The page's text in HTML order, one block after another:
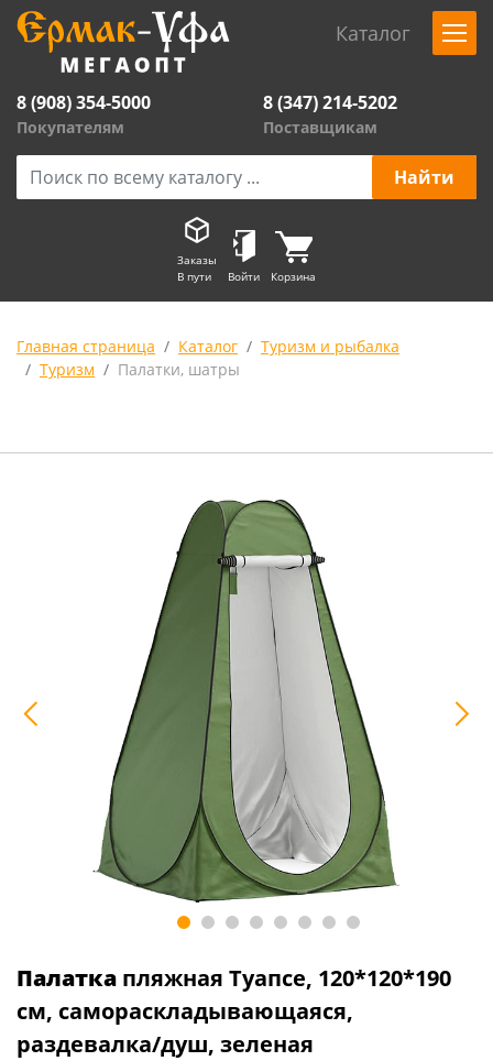
Каталог
8 (908) 354-5000
Покупателям
8 (347) 214-5202
Поставщикам
Заказы
В пути
Войти Корзина
Главная страница Каталог
Туризм и рыбалка
Туризм
Палатки, шатры
Палатка пляжная Туапсе, 120*120*190
см, самораскладывающаяся,
раздевалка/душ, зеленая